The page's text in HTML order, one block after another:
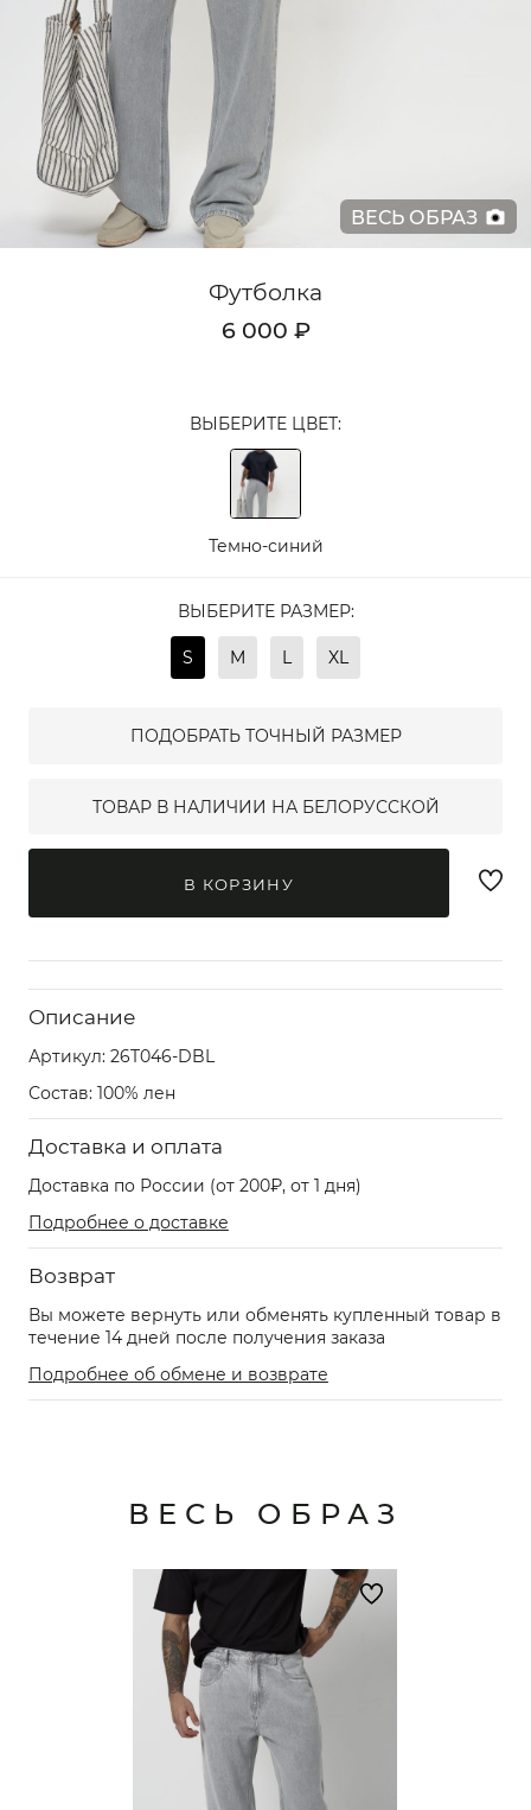
ВЕСЬ ОБРАЗ
Футболка
6 000 ₽
ВЫБЕРИТЕ ЦВЕТ:
Темно-синий
ВЫБЕРИТЕ РАЗМЕР:
S M L XL
ПОДОБРАТЬ ТОЧНЫЙ РАЗМЕР
ТОВАР В НАЛИЧИИ НА БЕЛОРУССКОЙ
В КОРЗИНУ
Описание
Артикул: 26T046-DBL
Состав: 100% лен
Доставка и оплата
Доставка по России (от 200₽, от 1 дня)
Подробнее о доставке
Возврат
Вы можете вернуть или обменять купленный товар в
течение 14 дней после получения заказа
Подробнее об обмене и возврате
ВЕСЬ ОБРАЗ
Кардиганы
Комплекты
Лонгсливы
Поло
Рубашки